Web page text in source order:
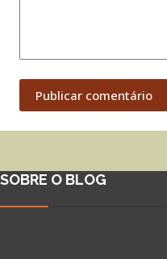
Publicar comentário
SOBRE O BLOG